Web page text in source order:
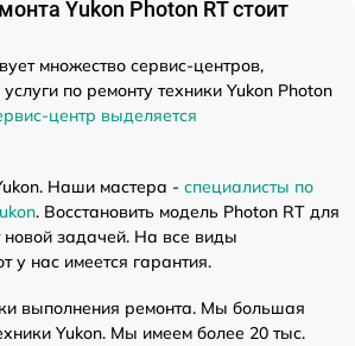
Yukon Photon RT стоит
множество сервис-центров,
по ремонту техники Yukon Photon
центр выделяется
Наши мастера - специалисты по
. Восстановить модель Photon RT для
новой задачей. На все виды
у нас имеется гарантия.
выполнения ремонта. Мы большая
Yukon. Мы имеем более 20 тыс.